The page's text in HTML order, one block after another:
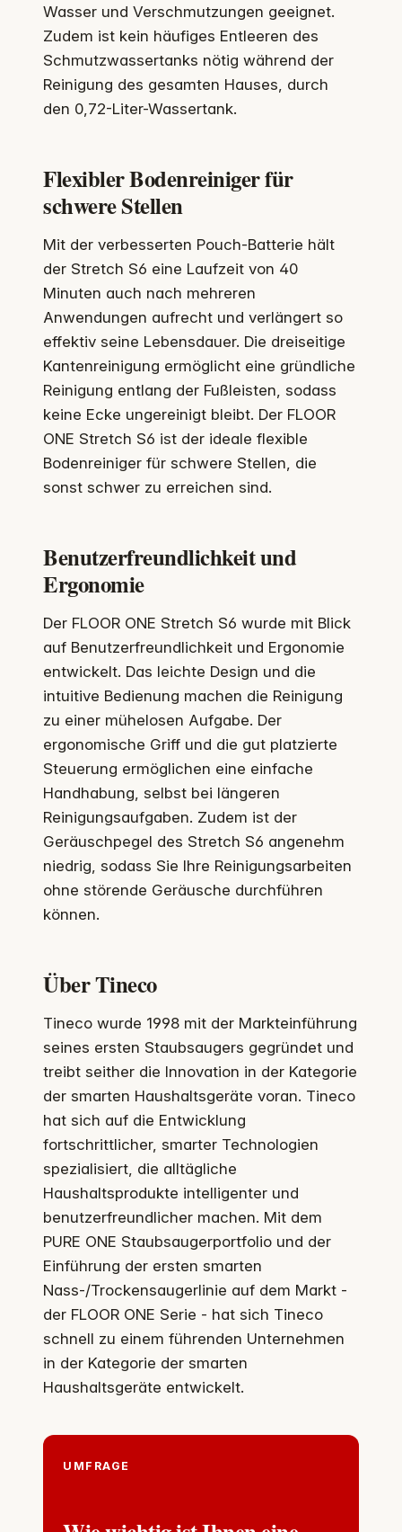
Wasser und Verschmutzungen geeignet.
Zudem ist kein häufiges Entleeren des
Schmutzwassertanks nötig während der
Reinigung des gesamten Hauses, durch
den 0,72-Liter-Wassertank.
Flexibler Bodenreiniger für
schwere Stellen
Mit der verbesserten Pouch-Batterie hält
der Stretch S6 eine Laufzeit von 40
Minuten auch nach mehreren
Anwendungen aufrecht und verlängert so
effektiv seine Lebensdauer. Die dreiseitige
Kantenreinigung ermöglicht eine gründliche
Reinigung entlang der Fußleisten, sodass
keine Ecke ungereinigt bleibt. Der FLOOR
ONE Stretch S6 ist der ideale flexible
Bodenreiniger für schwere Stellen, die
sonst schwer zu erreichen sind.
Benutzerfreundlichkeit und
Ergonomie
Der FLOOR ONE Stretch S6 wurde mit Blick
auf Benutzerfreundlichkeit und Ergonomie
entwickelt. Das leichte Design und die
intuitive Bedienung machen die Reinigung
zu einer mühelosen Aufgabe. Der
ergonomische Griff und die gut platzierte
Steuerung ermöglichen eine einfache
Handhabung, selbst bei längeren
Reinigungsaufgaben. Zudem ist der
Geräuschpegel des Stretch S6 angenehm
niedrig, sodass Sie Ihre Reinigungsarbeiten
ohne störende Geräusche durchführen
können.
Über Tineco
Tineco wurde 1998 mit der Markteinführung
seines ersten Staubsaugers gegründet und
treibt seither die Innovation in der Kategorie
der smarten Haushaltsgeräte voran. Tineco
hat sich auf die Entwicklung
fortschrittlicher, smarter Technologien
spezialisiert, die alltägliche
Haushaltsprodukte intelligenter und
benutzerfreundlicher machen. Mit dem
PURE ONE Staubsaugerportfolio und der
Einführung der ersten smarten
Nass-/Trockensaugerlinie auf dem Markt -
der FLOOR ONE Serie - hat sich Tineco
schnell zu einem führenden Unternehmen
in der Kategorie der smarten
Haushaltsgeräte entwickelt.
UMFRAGE